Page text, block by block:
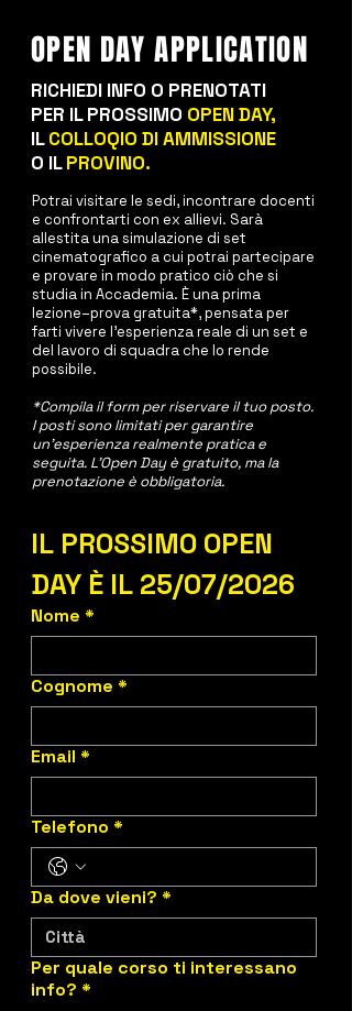
OPEN DAY APPLICATION
RICHIEDI INFO O PRENOTATI
PER IL PROSSIMO OPEN DAY,
ILCOLLOQIO DI AMMISSIONE
O ILPROVINO.
Potrai visitare le sedi, incontrare docenti
e confrontarti con ex allievi. Sarà
allestita una simulazione di set
cinematografico a cui potrai partecipare
e provare in modo pratico ciò che si
studia in Accademia. È una prima
lezione–prova gratuita*, pensata per
farti vivere l’esperienza reale di un set e
del lavoro di squadra che lo rende
possibile.
*Compila il form per riservare il tuo posto.
I posti sono limitati per garantire
un’esperienza realmente pratica e
seguita. L’Open Day è gratuito, ma la
prenotazione è obbligatoria.
IL PROSSIMO OPEN
DAY È IL 25/07/2026
Nome *
Cognome *
Email *
Telefono *
Da dove vieni? *
Per quale corso ti interessano
info? *